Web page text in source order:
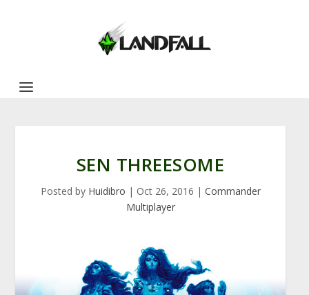
SEN THREESOME
Posted by Huidibro | Oct 26, 2016 | Commander
Multiplayer